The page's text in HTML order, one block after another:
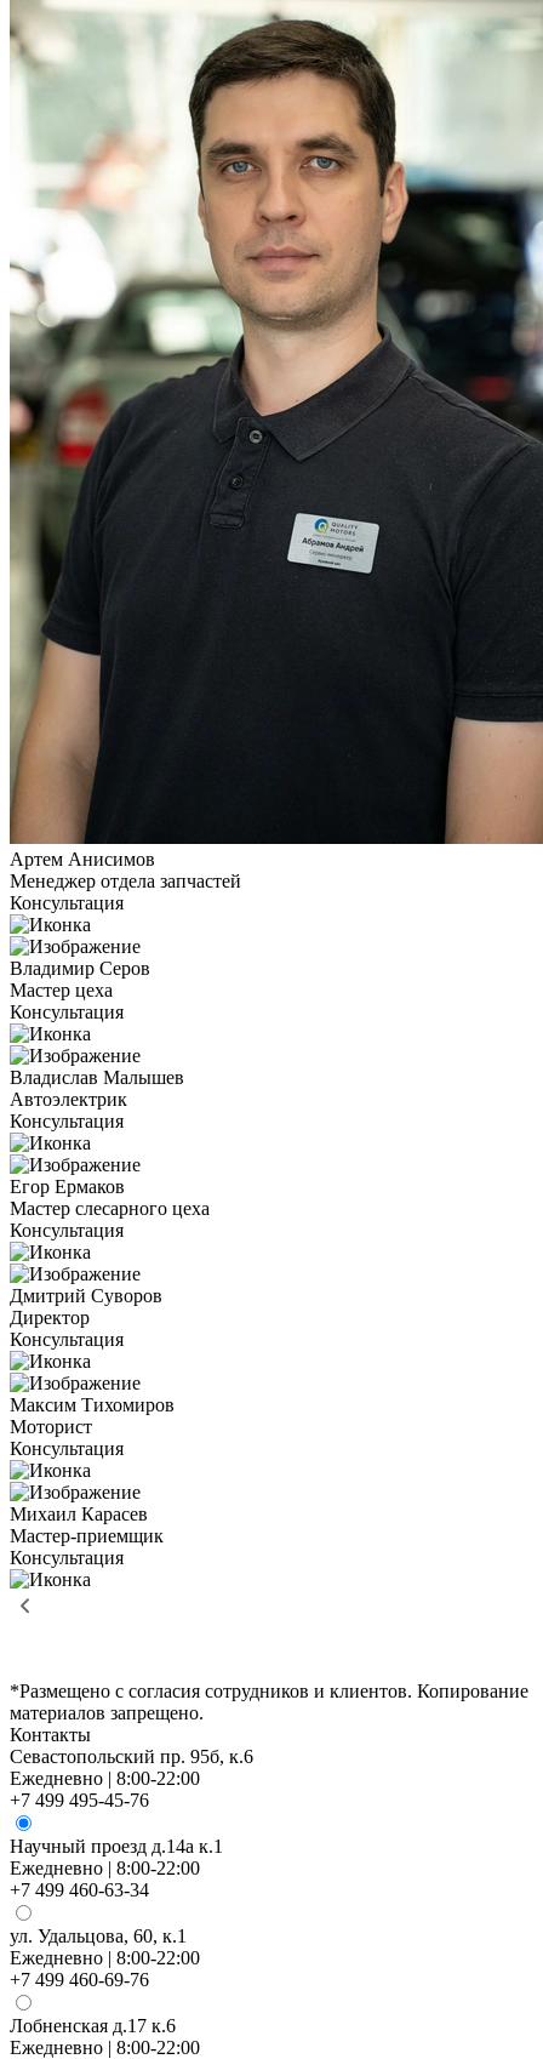
Артем Анисимов
Менеджер отдела запчастей
Консультация
Владимир Серов
Мастер цеха
Консультация
Владислав Малышев
Автоэлектрик
Консультация
Егор Ермаков
Мастер слесарного цеха
Консультация
Дмитрий Суворов
Директор
Консультация
Максим Тихомиров
Моторист
Консультация
Михаил Карасев
Мастер-приемщик
Консультация
*Размещено с согласия сотрудников и клиентов. Копирование
материалов запрещено.
Контакты
Севастопольский пр. 95б, к.6
Ежедневно | 8:00-22:00
+7 499 495-45-76
Научный проезд д.14а к.1
Ежедневно | 8:00-22:00
+7 499 460-63-34
ул. Удальцова, 60, к.1
Ежедневно | 8:00-22:00
+7 499 460-69-76
Лобненская д.17 к.6
Ежедневно | 8:00-22:00